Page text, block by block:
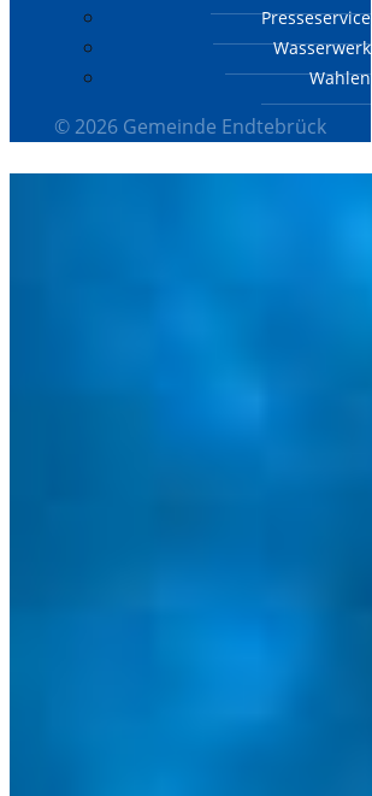
Presseservice
Wasserwerk
Wahlen
© 2026 Gemeinde Endtebrück